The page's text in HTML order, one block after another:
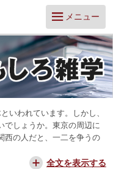
メニュー
いわれています。しかし、
でしょうか。東京の周辺に
西の人だと、一二を争うの
山中を除いてほとんどの所
全文を表示する